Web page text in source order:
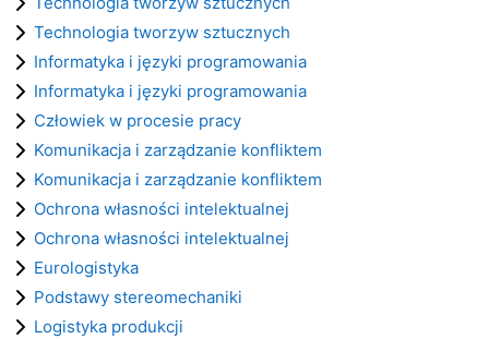
Technologia tworzyw sztucznych
Informatyka i języki programowania
Informatyka i języki programowania
Człowiek w procesie pracy
Komunikacja i zarządzanie konfliktem
Komunikacja i zarządzanie konfliktem
Ochrona własności intelektualnej
Ochrona własności intelektualnej
Eurologistyka
Podstawy stereomechaniki
Logistyka produkcji